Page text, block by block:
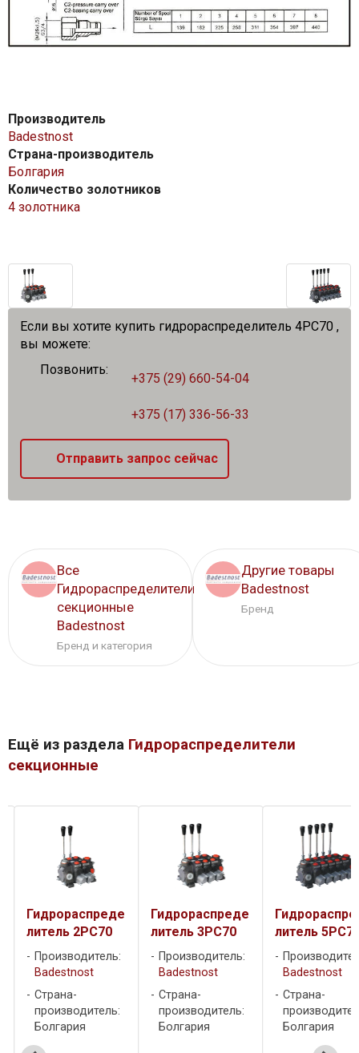
Производитель
Badestnost
Страна-производитель
Болгария
Количество золотников
4 золотника
Если вы хотите купить гидрораспределитель 4PC70 ,
вы можете:
Позвонить:
+375 (29) 660-54-04
+375 (17) 336-56-33
Отправить запрос сейчас
Все
Гидрораспределители
секционные
Badestnost
Бренд и категория
Другие товары
Badestnost
Бренд
Ещё из раздела Гидрораспределители
секционные
Гидрораспреде
литель 2PC70
Производитель:
Badestnost
Страна-
производитель:
Болгария
Гидрораспреде
литель 3PC70
Производитель:
Badestnost
Страна-
производитель:
Болгария
литель
Badestnost
Страна-
Болгария